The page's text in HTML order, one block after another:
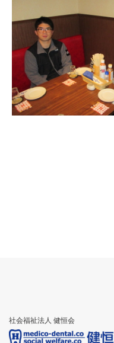
社会福祉法人 健恒会